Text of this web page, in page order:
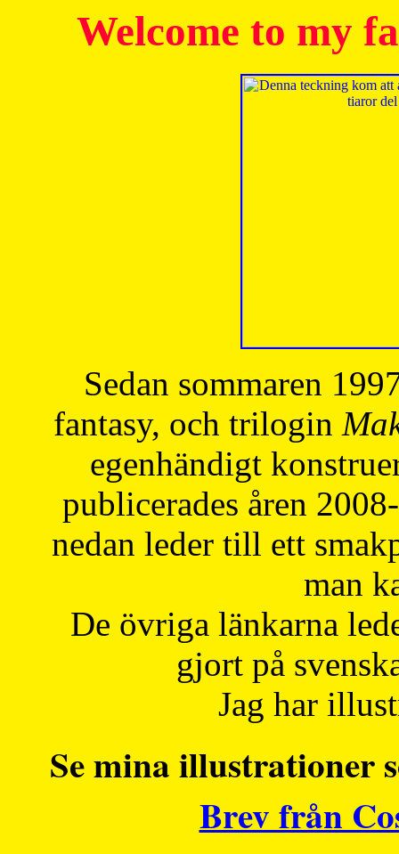
Welcome to my
Sedan sommaren
fantasy, och trilogin
egenhändigt
publicerades åren
nedan leder till ett
man
De övriga länkarna
gjort på
Jag har
Se mina illustrationer
Brev från